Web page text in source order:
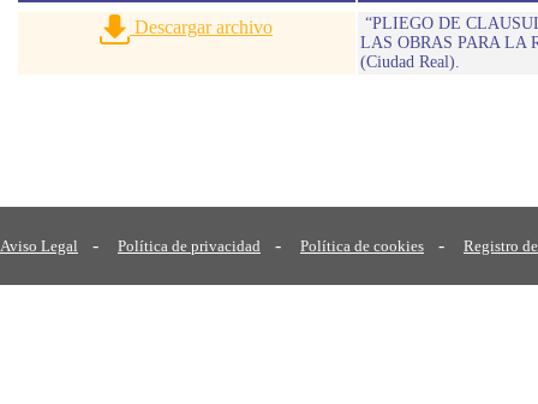
Descargar archivo
“PLIEGO DE
LAS OBRAS PARA LA
(Ciudad Real).
Aviso Legal - Política de privacidad - Política de cookies - Registro